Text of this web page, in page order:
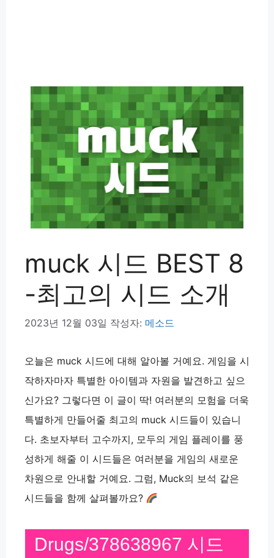
muck 시드 BEST 8
-최고의 시드 소개
2023년 12월 03일 작성자: 메소드
오늘은 muck 시드에 대해 알아볼 거예요. 게임을 시
작하자마자 특별한 아이템과 자원을 발견하고 싶으
신가요? 그렇다면 이 글이 딱! 여러분의 모험을 더욱
특별하게 만들어줄 최고의 muck 시드들이 있습니
다. 초보자부터 고수까지, 모두의 게임 플레이를 풍
성하게 해줄 이 시드들은 여러분을 게임의 새로운
차원으로 안내할 거예요. 그럼, Muck의 보석 같은
시드들을 함께 살펴볼까요?
Drugs/378638967 시드